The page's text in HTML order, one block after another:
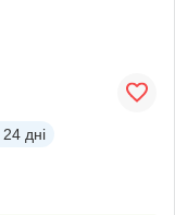
24 дні